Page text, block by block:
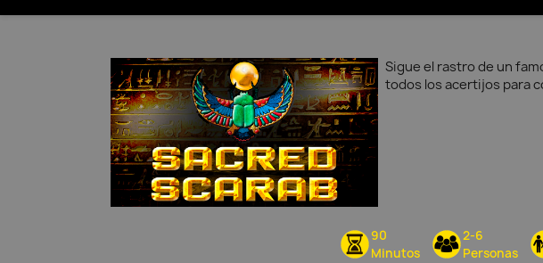
Sigue el rastro de un
todos los acertijos para
90
Minutos
2-6
Personas